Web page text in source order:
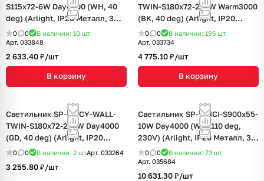
S115x72-6W Day4000 (WH, 40
deg) (Arlight, IP20 Металл, 3
года)
0 0 В наличии: 10 шт
Арт. 033848
2 633.40 ₽/шт
В корзину
TWIN-S180x72-2x6W Warm3000
(BK, 40 deg) (Arlight, IP20
Металл, 3 года)
0 0 В наличии: 195 шт
Арт. 033734
4 775.10 ₽/шт
В корзину
Светильник SP-SPICY-WALL-
TWIN-S180x72-2x6W Day4000
(GD, 40 deg) (Arlight, IP20
Металл, 3 года)
0 0 В наличии: 2 штАрт. 033264
3 255.80 ₽/шт
Светильник SP-VINCI-S900x55-
10W Day4000 (WH, 110 deg,
230V) (Arlight, IP20 Металл, 3
года)
0 0 В наличии: 73 шт
Арт. 035684
10 631.30 ₽/шт